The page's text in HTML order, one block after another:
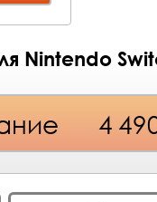
Nintendo
4